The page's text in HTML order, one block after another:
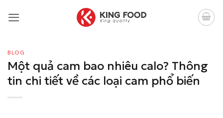
qua
BLOG
Một quả cam bao nhiêu calo? Thông
tin chi tiết về các loại cam phổ biến